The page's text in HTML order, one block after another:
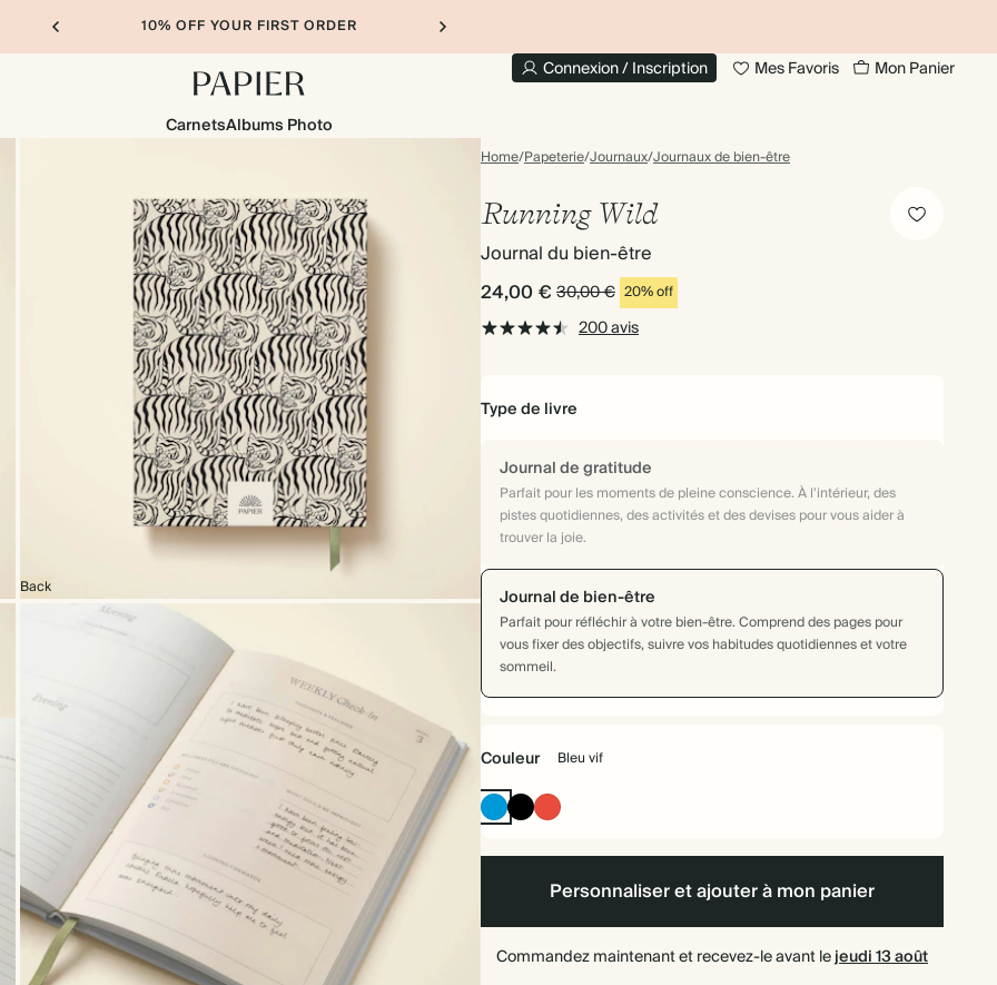
10% OFF YOUR FIRST ORDER
Connexion / Inscription Mes Favoris Mon Panier
CarnetsAlbums Photo
Home/Papeterie/Journaux/Journaux de bien-être
Back
Running Wild
Journal du bien-être
24,00 € 30,00 € 20% off
200 avis
Type de livre
Journal de gratitude
Parfait pour les moments de pleine conscience. À l'intérieur, des
pistes quotidiennes, des activités et des devises pour vous aider à
trouver la joie.
Journal de bien-être
Parfait pour réfléchir à votre bien-être. Comprend des pages pour
vous fixer des objectifs, suivre vos habitudes quotidiennes et votre
sommeil.
Couleur Bleu vif
Bleu
vif
Noir
d'encre
Rouge
cerise
Personnaliser et ajouter à mon panier
Commandez maintenant et recevez-le avant lejeudi 13 août